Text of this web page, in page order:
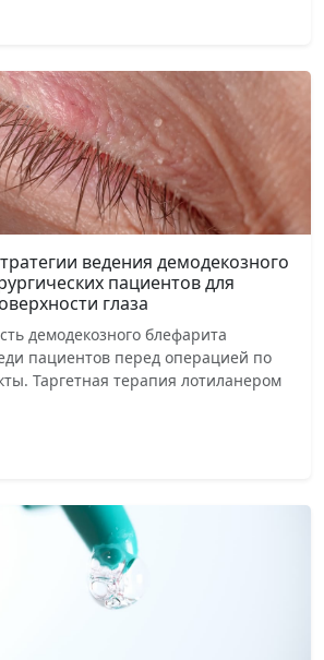
ведения демодекозного
пациентов для
глаза
демодекозного блефарита
пациентов перед операцией по
Таргетная терапия лотиланером